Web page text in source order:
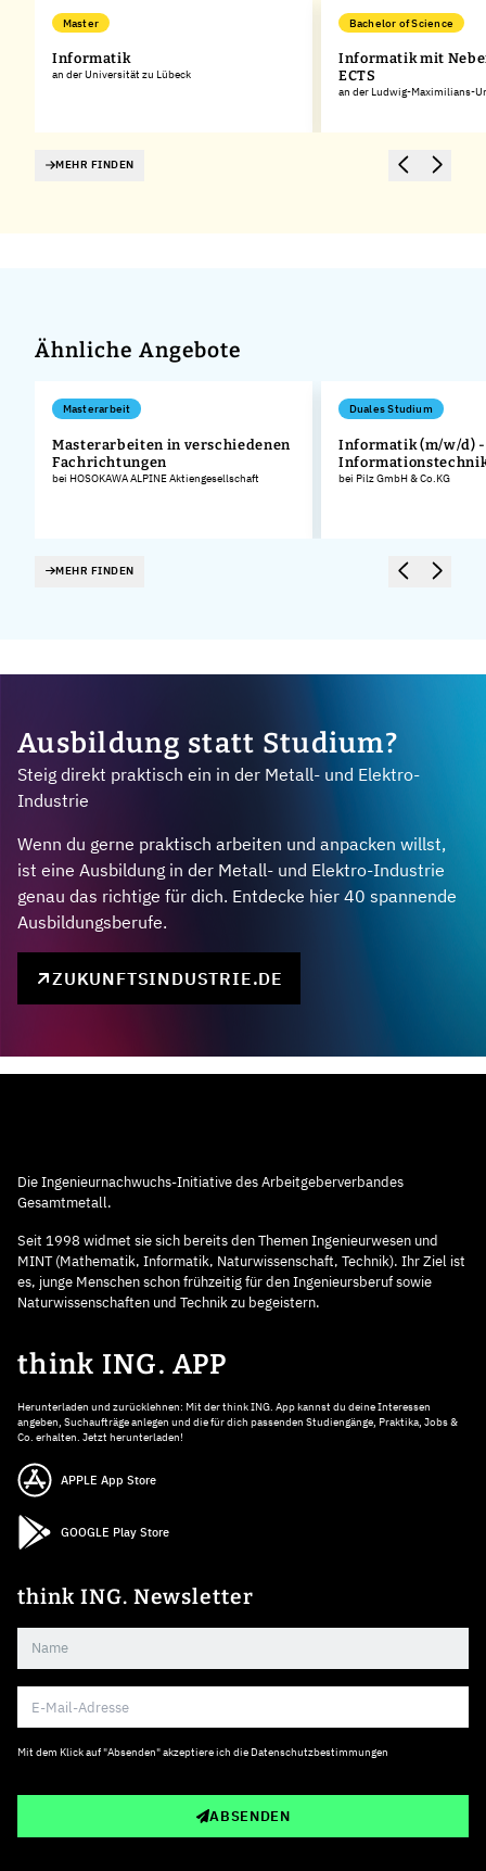
Master
Informatik
an der Universität zu Lübeck
Bachelor of Science
Informatik mit
ECTS
an der Ludwig-Maximilians-
MEHR FINDEN
Ähnliche Angebote
Masterarbeit
Masterarbeiten in verschiedenen
Fachrichtungen
bei HOSOKAWA ALPINE Aktiengesellschaft
Duales Studium
Informatik (m/w/d) -
bei Pilz GmbH & Co.KG
MEHR FINDEN
Ausbildung statt Studium?
Steig direkt praktisch ein in der Metall- und Elektro-
Industrie
Wenn du gerne praktisch arbeiten und anpacken willst,
ist eine Ausbildung in der Metall- und Elektro-Industrie
genau das richtige für dich. Entdecke hier 40 spannende
Ausbildungsberufe.
ZUKUNFTSINDUSTRIE.DE
Die Ingenieurnachwuchs-Initiative des Arbeitgeberverbandes
Gesamtmetall.
Seit 1998 widmet sie sich bereits den Themen Ingenieurwesen und
MINT (Mathematik, Informatik, Naturwissenschaft, Technik). Ihr Ziel ist
es, junge Menschen schon frühzeitig für den Ingenieursberuf sowie
Naturwissenschaften und Technik zu begeistern.
think ING. APP
Herunterladen und zurücklehnen: Mit der think ING. App kannst du deine Interessen
angeben, Suchaufträge anlegen und die für dich passenden Studiengänge, Praktika, Jobs &
Co. erhalten. Jetzt herunterladen!
APPLE App Store
GOOGLE Play Store
think ING. Newsletter
Mit dem Klick auf "Absenden" akzeptiere ich die Datenschutzbestimmungen
ABSENDEN